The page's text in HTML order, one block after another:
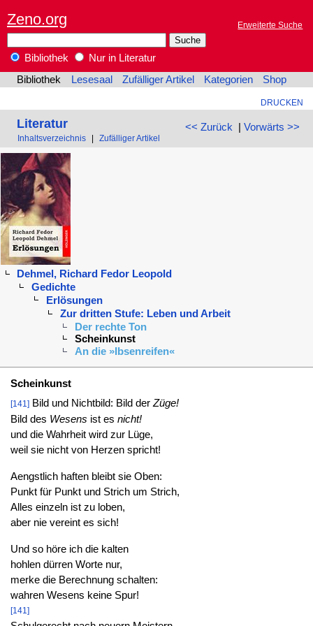
Zeno.org Erweiterte Suche
Bibliothek
Nur in Literatur
Bibliothek
Lesesaal Zufälliger Artikel Kategorien Shop
DRUCKEN
<< Zurück | Vorwärts >>
Literatur
Inhaltsverzeichnis Zufälliger Artikel
Dehmel, Richard Fedor Leopold
Gedichte
Erlösungen
Zur dritten Stufe: Leben und Arbeit
Der rechte Ton
Scheinkunst
An die »Ibsenreifen«
Scheinkunst
[141]Bild und Nichtbild: Bild der Züge!
Bild des Wesens ist es nicht!
und die Wahrheit wird zur Lüge,
weil sie nicht von Herzen spricht!
Aengstlich haften bleibt sie Oben:
Punkt für Punkt und Strich um Strich,
Alles einzeln ist zu loben,
aber nie vereint es sich!
Und so höre ich die kalten
hohlen dürren Worte nur,
merke die Berechnung schalten:
wahren Wesens keine Spur!
[141]